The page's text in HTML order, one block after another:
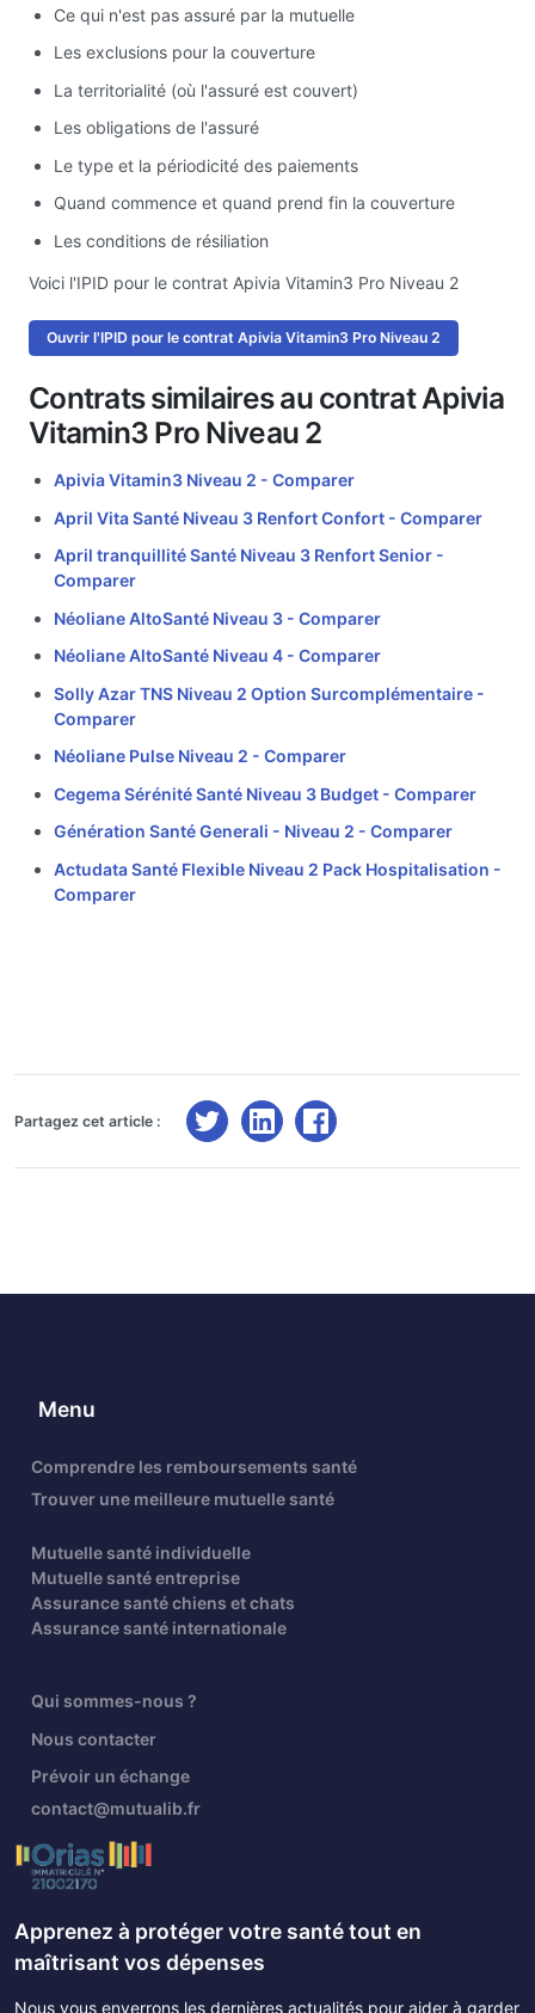
Ce qui n'est pas assuré par la mutuelle
Les exclusions pour la couverture
La territorialité (où l'assuré est couvert)
Les obligations de l'assuré
Le type et la périodicité des paiements
Quand commence et quand prend fin la couverture
Les conditions de résiliation
Voici l'IPID pour le contrat Apivia Vitamin3 Pro Niveau 2
Ouvrir l'IPID pour le contrat Apivia Vitamin3 Pro Niveau 2
Contrats similaires au contrat Apivia
Vitamin3 Pro Niveau 2
Apivia Vitamin3 Niveau 2 - Comparer
April Vita Santé Niveau 3 Renfort Confort - Comparer
April tranquillité Santé Niveau 3 Renfort Senior -
Comparer
Néoliane AltoSanté Niveau 3 - Comparer
Néoliane AltoSanté Niveau 4 - Comparer
Solly Azar TNS Niveau 2 Option Surcomplémentaire -
Comparer
Néoliane Pulse Niveau 2 - Comparer
Cegema Sérénité Santé Niveau 3 Budget - Comparer
Génération Santé Generali - Niveau 2 - Comparer
Actudata Santé Flexible Niveau 2 Pack Hospitalisation -
Comparer
Partagez cet article :
Menu
Comprendre les remboursements santé
Trouver une meilleure mutuelle santé
Mutuelle santé individuelle
Mutuelle santé entreprise
Assurance santé chiens et chats
Assurance santé internationale
Qui sommes-nous ?
Nous contacter
Prévoir un échange
contact@mutualib.fr
Apprenez à protéger votre santé tout en
maîtrisant vos dépenses
Nous vous enverrons les dernières actualités pour aider à garder